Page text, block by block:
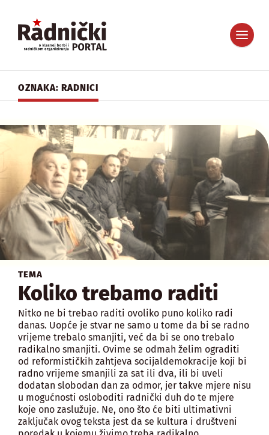
OZNAKA: RADNICI
TEMA
Koliko trebamo raditi
Nitko ne bi trebao raditi ovoliko puno koliko radi
danas. Uopće je stvar ne samo u tome da bi se radno
vrijeme trebalo smanjiti, već da bi se ono trebalo
radikalno smanjiti. Ovime se odmah želim ograditi
od reformističkih zahtjeva socijaldemokracije koji bi
radno vrijeme smanjili za sat ili dva, ili bi uveli
dodatan slobodan dan za odmor, jer takve mjere nisu
u mogućnosti osloboditi radnički duh do te mjere
koje ono zaslužuje. Ne, ono što će biti ultimativni
zaključak ovog teksta jest da se kultura i društveni